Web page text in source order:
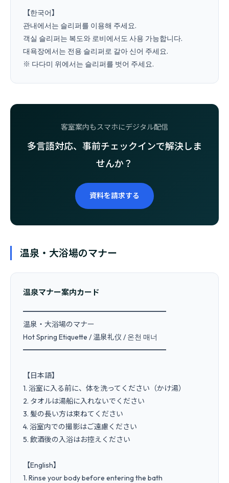
【한국어】
관내에서는 슬리퍼를 이용해 주세요.
객실 슬리퍼는 복도와 로비에서도 사용 가능합니다.
대욕장에서는 전용 슬리퍼로 갈아 신어 주세요.
客室案内もスマホにデジタル配信
多言語対応、事前チェックインで解決しま
せんか？
資料を請求する
温泉・大浴場のマナー
温泉マナー案内カード
━━━━━━━━━━━━━━━━━━━━
温泉・大浴場のマナー
Hot Spring Etiquette / 温泉礼仪 / 온천 매너
━━━━━━━━━━━━━━━━━━━━
【日本語】
1. 浴室に入る前に、体を洗ってください（かけ湯）
2. タオルは湯船に入れないでください
3. 髪の長い方は束ねてください
4. 浴室内での撮影はご遠慮ください
5. 飲酒後の入浴はお控えください
【English】
1. Rinse your body before entering the bath